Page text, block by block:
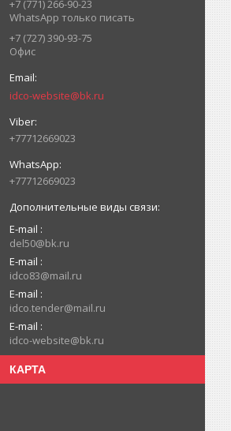
+7 (771) 266-90-23
WhatsApp только писать
+7 (727) 390-93-75
Офис
idco-website@bk.ru
+77712669023
+77712669023
E-mail
del50@bk.ru
E-mail
idco83@mail.ru
E-mail
idco.tender@mail.ru
E-mail
idco-website@bk.ru
КАРТА